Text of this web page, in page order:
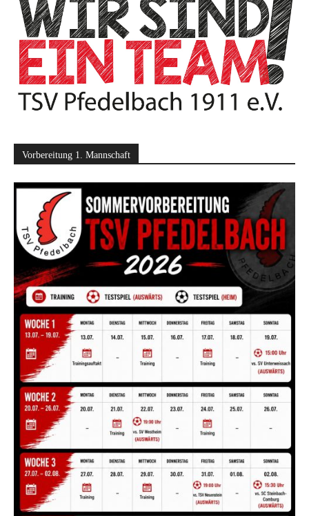
Vorbereitung 1. Mannschaft